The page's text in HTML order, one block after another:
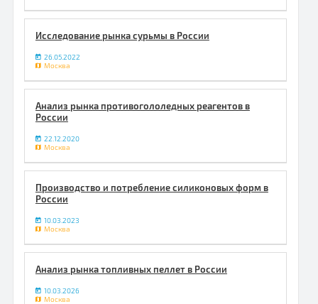
Исследование рынка сурьмы в России
26.05.2022
Москва
Анализ рынка противогололедных реагентов в
России
22.12.2020
Москва
Производство и потребление силиконовых форм в
России
10.03.2023
Москва
Анализ рынка топливных пеллет в России
10.03.2026
Москва